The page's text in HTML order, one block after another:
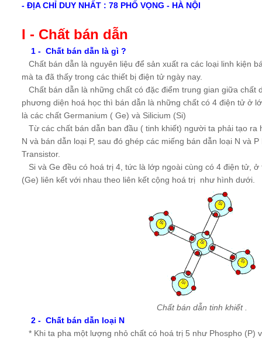
- ĐỊA CHỈ DUY NHẤT : 78 PHỐ VỌNG - HÀ NỘI
I - Chất bán dẫn
1 - Chất bán dẫn là gì ?
Chất bán dẫn là nguyên liệu để sản xuất ra các loại linh kiện
mà ta đã thấy trong các thiết bị điện tử ngày nay.
Chất bán dẫn là những chất có đặc điểm trung gian giữa chất
phương diện hoá học thì bán dẫn là những chất có 4 điện tử ở
là các chất Germanium ( Ge) và Silicium (Si)
Từ các chất bán dẫn ban đầu ( tinh khiết) người ta phải tạo ra
N và bán dẫn loại P, sau đó ghép các miếng bán dẫn loại N và
Transistor.
Si và Ge đều có hoá trị 4, tức là lớp ngoài cùng có 4 điện tử, ở
(Ge) liên kết với nhau theo liên kết cộng hoá trị như hình dưới.
Chất bán dẫn tinh khiết .
2 - Chất bán dẫn loại N
* Khi ta pha một lượng nhỏ chất có hoá trị 5 như Phospho (P)